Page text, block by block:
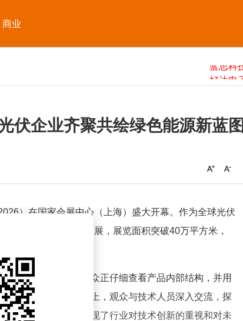
商业
伏企业齐聚共绘绿色能源新蓝图
）在国家会展中心（上海）盛大开幕。作为全球光伏
家光伏上下游企业参展，展览面积突破40万平方米，
在一家展台前，观众正仔细查看产品内部结构，并用
场景。另一处展台上，观众与技术人员深入交流，探
互动频繁，充分展现了行业对技术创新的重视和对未